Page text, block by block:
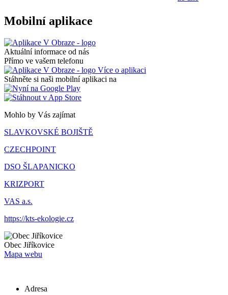
Mobilní aplikace
Aktuální informace od nás
Přímo ve vašem telefonu
Více o aplikaci
Stáhněte si naši mobilní aplikaci na
Mohlo by Vás zajímat
SLAVKOVSKÉ BOJIŠTĚ
CZECHPOINT
DSO ŠLAPANICKO
KRIZPORT
VAS a.s.
https://kts-ekologie.cz
Obec Jiříkovice
Mapa webu
Adresa